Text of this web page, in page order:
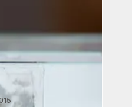
aliento”